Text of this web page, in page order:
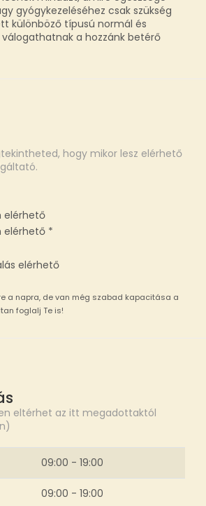
gyógykezeléséhez csak szükség
különböző típusú normál és
a hozzánk betérő
hogy mikor lesz elérhető
elérhető
elérhető *
elérhető
a napra, de van még szabad kapacitása a
foglalj Te is!
eltérhet az itt megadottaktól
09:00 - 19:00
09:00 - 19:00